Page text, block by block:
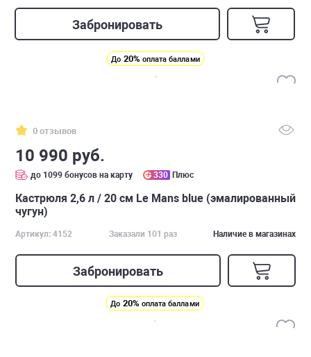
Забронировать
До 20% оплата баллами
0 отзывов
10 990 руб.
до 1099 бонусов на карту 330 Плюс
Кастрюля 2,6 л / 20 см Le Mans blue (эмалированный
чугун)
Артикул: 4152 Заказали 101 раз Наличие в магазинах
Забронировать
До 20% оплата баллами